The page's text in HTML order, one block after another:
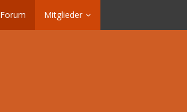
Forum Mitglieder